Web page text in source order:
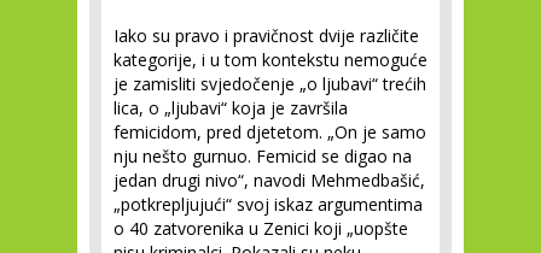
Iako su pravo i pravičnost dvije različite
kategorije, i u tom kontekstu nemoguće
je zamisliti svjedočenje „o ljubavi“ trećih
lica, o „ljubavi“ koja je završila
femicidom, pred djetetom. „On je samo
nju nešto gurnuo. Femicid se digao na
jedan drugi nivo“, navodi Mehmedbašić,
„potkrepljujući“ svoj iskaz argumentima
o 40 zatvorenika u Zenici koji „uopšte